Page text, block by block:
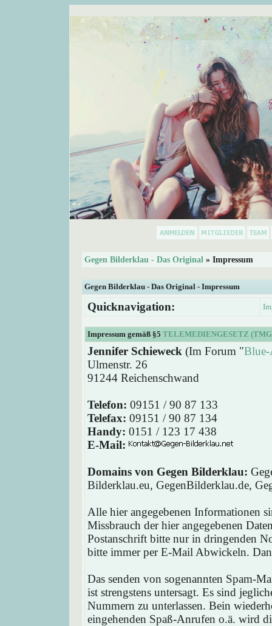
Gegen Bilderklau - Das Original » Impressum
Gegen Bilderklau - Das Original - Impressum
Quicknavigation:
Impressum gemäß §5 TELEMEDIENGESETZ
Jennifer Schieweck (Im Forum "
Ulmenstr. 26
91244 Reichenschwand
Telefon: 09151 / 90 87 133
Telefax: 09151 / 90 87 134
Handy: 0151 / 123 17 438
E-Mail:
Domains von Gegen Bilderklau:
Bilderklau.eu, GegenBilderklau.de,
Alle hier angegebenen Informationen
Missbrauch der hier angegebenen
Postanschrift bitte nur in dringenden
bitte immer per E-Mail Abwickeln.
Das senden von sogenannten Spam-
ist strengstens untersagt. Es sind
Nummern zu unterlassen. Bein
eingehenden Spaß-Anrufen o.ä. wird